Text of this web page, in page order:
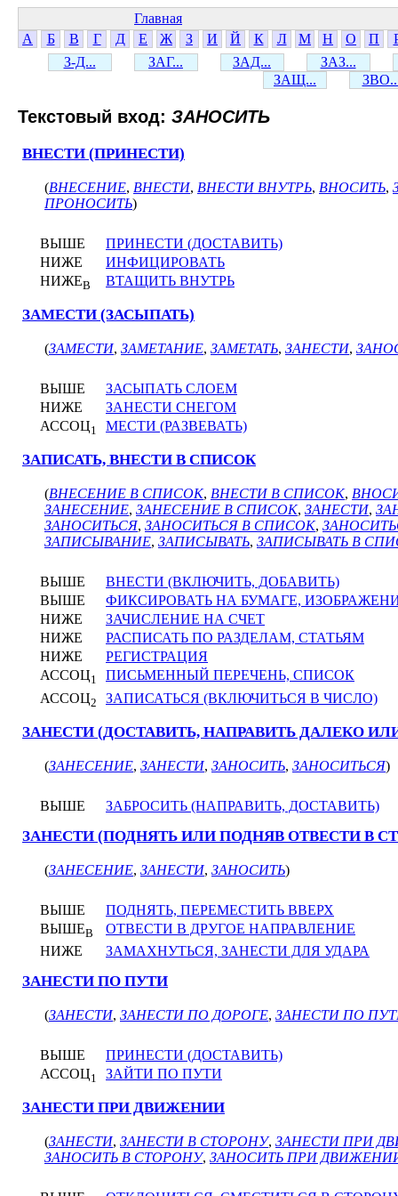
Главная
А
Б В Г Д Е Ж З И Й К Л М Н О П
З-Д...
ЗАГ... ЗАД...
ЗАЗ...
ЗАЩ...
Текстовый вход: ЗАНОСИТЬ
ВНЕСТИ (ПРИНЕСТИ)
(ВНЕСЕНИЕ, ВНЕСТИ, ВНЕСТИ ВНУТРЬ, ВНОСИТЬ,
ПРОНОСИТЬ)
ВЫШЕ
ПРИНЕСТИ (ДОСТАВИТЬ)
НИЖЕ
ИНФИЦИРОВАТЬ
НИЖЕВ ВТАЩИТЬ ВНУТРЬ
ЗАМЕСТИ (ЗАСЫПАТЬ)
(ЗАМЕСТИ, ЗАМЕТАНИЕ, ЗАМЕТАТЬ, ЗАНЕСТИ,
ВЫШЕ
ЗАСЫПАТЬ СЛОЕМ
НИЖЕ
ЗАНЕСТИ СНЕГОМ
АССОЦ1 МЕСТИ (РАЗВЕВАТЬ)
ЗАПИСАТЬ, ВНЕСТИ В СПИСОК
(ВНЕСЕНИЕ В СПИСОК, ВНЕСТИ В СПИСОК,
ЗАНЕСЕНИЕ, ЗАНЕСЕНИЕ В СПИСОК, ЗАНЕСТИ,
ЗАНОСИТЬСЯ, ЗАНОСИТЬСЯ В СПИСОК,
ЗАПИСЫВАНИЕ, ЗАПИСЫВАТЬ, ЗАПИСЫВАТЬ В
ВЫШЕ
ВНЕСТИ (ВКЛЮЧИТЬ, ДОБАВИТЬ)
ВЫШЕ
ФИКСИРОВАТЬ НА БУМАГЕ,
НИЖЕ
ЗАЧИСЛЕНИЕ НА СЧЕТ
НИЖЕ
РАСПИСАТЬ ПО РАЗДЕЛАМ, СТАТЬЯМ
НИЖЕ
РЕГИСТРАЦИЯ
АССОЦ1
ПИСЬМЕННЫЙ ПЕРЕЧЕНЬ, СПИСОК
АССОЦ2 ЗАПИСАТЬСЯ (ВКЛЮЧИТЬСЯ В ЧИСЛО)
ЗАНЕСТИ (ДОСТАВИТЬ, НАПРАВИТЬ ДАЛЕКО
(ЗАНЕСЕНИЕ, ЗАНЕСТИ, ЗАНОСИТЬ, ЗАНОСИТЬСЯ)
ВЫШЕ ЗАБРОСИТЬ (НАПРАВИТЬ, ДОСТАВИТЬ)
ЗАНЕСТИ (ПОДНЯТЬ ИЛИ ПОДНЯВ ОТВЕСТИ В
(ЗАНЕСЕНИЕ, ЗАНЕСТИ, ЗАНОСИТЬ)
ВЫШЕ
ПОДНЯТЬ, ПЕРЕМЕСТИТЬ ВВЕРХ
ВЫШЕВ
ОТВЕСТИ В ДРУГОЕ НАПРАВЛЕНИЕ
НИЖЕ
ЗАМАХНУТЬСЯ, ЗАНЕСТИ ДЛЯ УДАРА
ЗАНЕСТИ ПО ПУТИ
(ЗАНЕСТИ, ЗАНЕСТИ ПО ДОРОГЕ, ЗАНЕСТИ ПО
ВЫШЕ
ПРИНЕСТИ (ДОСТАВИТЬ)
АССОЦ1 ЗАЙТИ ПО ПУТИ
ЗАНЕСТИ ПРИ ДВИЖЕНИИ
(ЗАНЕСТИ, ЗАНЕСТИ В СТОРОНУ, ЗАНЕСТИ ПРИ
ЗАНОСИТЬ В СТОРОНУ, ЗАНОСИТЬ ПРИ